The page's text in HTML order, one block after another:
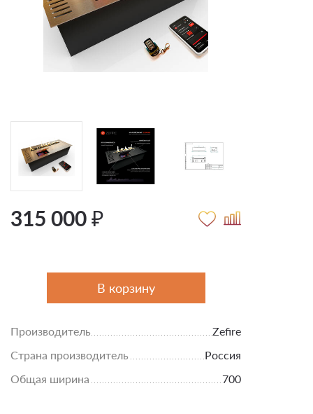
315 000 ₽
В корзину
Производитель
Zefire
Страна производитель
Россия
Общая ширина
700